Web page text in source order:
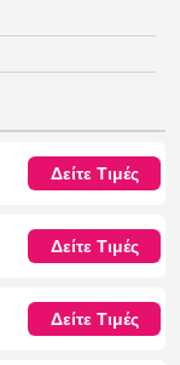
Δείτε Τιμές
Δείτε Τιμές
Δείτε Τιμές